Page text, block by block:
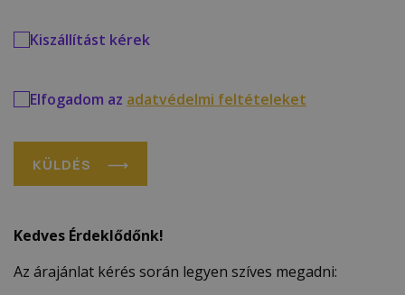
Kiszállítást kérek
Elfogadom az adatvédelmi feltételeket
KÜLDÉS
Kedves Érdeklődőnk!
Az árajánlat kérés során legyen szíves megadni: